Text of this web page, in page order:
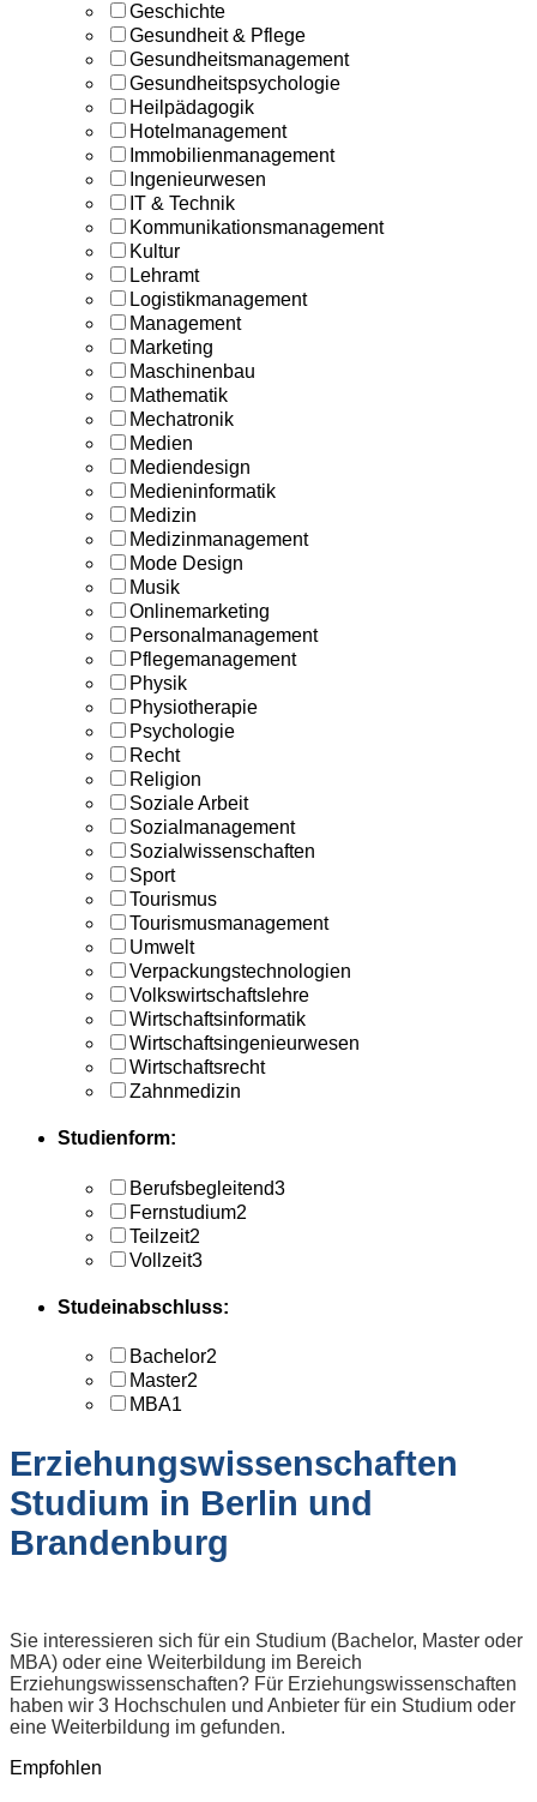
Geschichte
Gesundheit & Pflege
Gesundheitsmanagement
Gesundheitspsychologie
Heilpädagogik
Hotelmanagement
Immobilienmanagement
Ingenieurwesen
IT & Technik
Kommunikationsmanagement
Kultur
Lehramt
Logistikmanagement
Management
Marketing
Maschinenbau
Mathematik
Mechatronik
Medien
Mediendesign
Medieninformatik
Medizin
Medizinmanagement
Mode Design
Musik
Onlinemarketing
Personalmanagement
Pflegemanagement
Physik
Physiotherapie
Psychologie
Recht
Religion
Soziale Arbeit
Sozialmanagement
Sozialwissenschaften
Sport
Tourismus
Tourismusmanagement
Umwelt
Verpackungstechnologien
Volkswirtschaftslehre
Wirtschaftsinformatik
Wirtschaftsingenieurwesen
Wirtschaftsrecht
Zahnmedizin
Studienform:
Berufsbegleitend3
Fernstudium2
Teilzeit2
Vollzeit3
Studeinabschluss:
Bachelor2
Master2
MBA1
Erziehungswissenschaften
Studium in Berlin und
Brandenburg
Sie interessieren sich für ein Studium (Bachelor, Master oder
MBA) oder eine Weiterbildung im Bereich
Erziehungswissenschaften? Für Erziehungswissenschaften
haben wir 3 Hochschulen und Anbieter für ein Studium oder
eine Weiterbildung im gefunden.
Empfohlen